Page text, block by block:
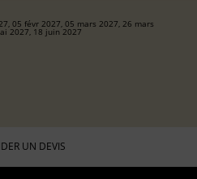
05 févr 2027, 05 mars 2027, 26 mars
2027, 18 juin 2027
UN DEVIS